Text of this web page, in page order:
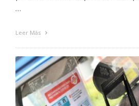
…
Leer Más